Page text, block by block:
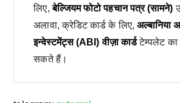
लिए,बेल्जियम फोटो पहचान पत्र (सामने)
अलावा, क्रेडिट कार्ड के लिए,
इन्वेस्टमेंट्स (ABI) वीज़ा कार्डटेम्पलेट का
सकते हैं।